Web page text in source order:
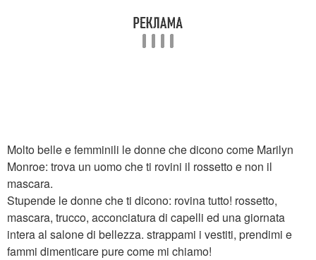
Molto belle e femminili le donne che dicono come Marilyn
Monroe: trova un uomo che ti rovini il rossetto e non il
mascara.
Stupende le donne che ti dicono: rovina tutto! rossetto,
mascara, trucco, acconciatura di capelli ed una giornata
intera al salone di bellezza. strappami i vestiti, prendimi e
fammi dimenticare pure come mi chiamo!